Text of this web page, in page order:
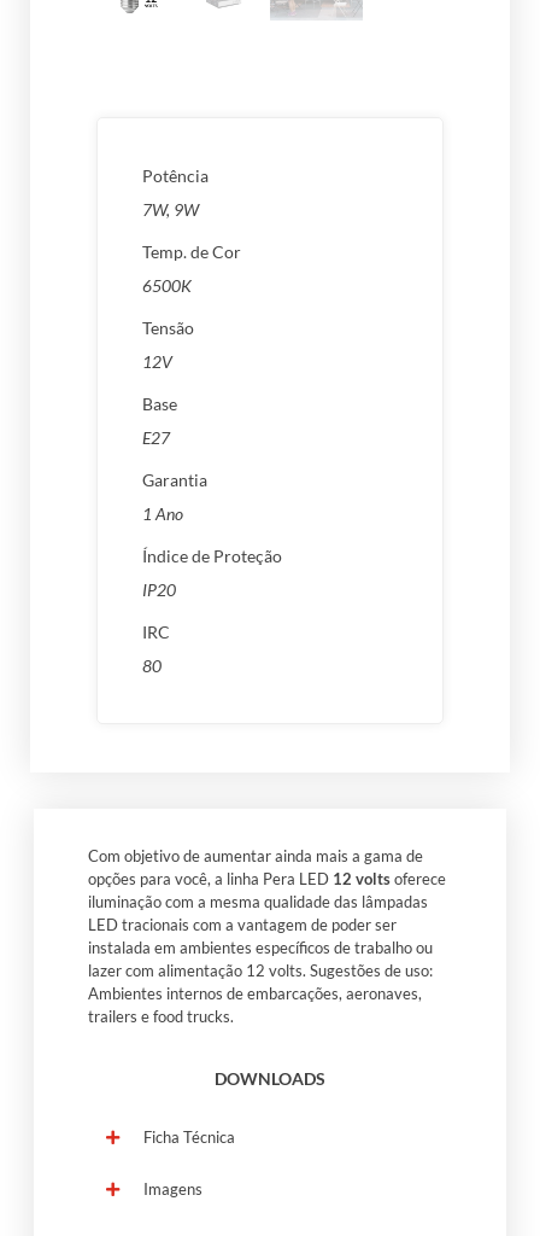
Potência
7W, 9W
Temp. de Cor
6500K
Tensão
12V
Base
E27
Garantia
1 Ano
Índice de Proteção
IP20
IRC
80
Com objetivo de aumentar ainda mais a gama de
opções para você, a linha Pera LED 12 voltsoferece
iluminação com a mesma qualidade das lâmpadas
LED tracionais com a vantagem de poder ser
instalada em ambientes específicos de trabalho ou
lazer com alimentação 12 volts. Sugestões de uso:
Ambientes internos de embarcações, aeronaves,
trailers e food trucks.
DOWNLOADS
Ficha Técnica
Imagens